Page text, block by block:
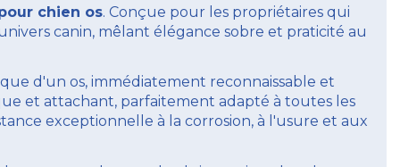
chien os. Conçue pour les propriétaires qui
canin, mêlant élégance sobre et praticité au
d'un os, immédiatement reconnaissable et
et attachant, parfaitement adapté à toutes les
exceptionnelle à la corrosion, à l'usure et aux